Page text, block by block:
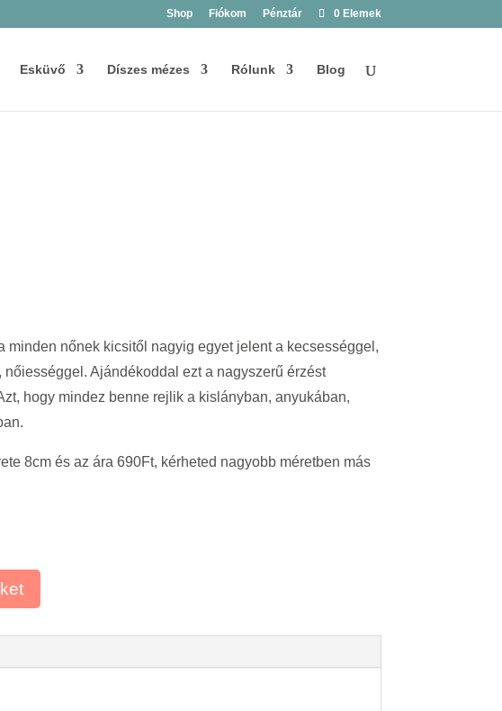
Shop Fiókom Pénztár 0 Elemek
Esküvő Díszes mézes Rólunk Blog
minden nőnek kicsitől nagyig egyet jelent a kecsességgel,
nőiességgel. Ajándékoddal ezt a nagyszerű érzést
hogy mindez benne rejlik a kislányban, anyukában,
8cm és az ára 690Ft, kérheted nagyobb méretben más